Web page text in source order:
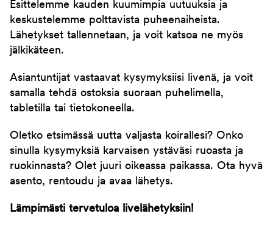
Esittelemme kauden kuumimpia uutuuksia ja
keskustelemme polttavista puheenaiheista.
Lähetykset tallennetaan, ja voit katsoa ne myös
jälkikäteen.
Asiantuntijat vastaavat kysymyksiisi livenä, ja voit
samalla tehdä ostoksia suoraan puhelimella,
tabletilla tai tietokoneella.
Oletko etsimässä uutta valjasta koirallesi? Onko
sinulla kysymyksiä karvaisen ystäväsi ruoasta ja
ruokinnasta? Olet juuri oikeassa paikassa. Ota hyvä
asento, rentoudu ja avaa lähetys.
Lämpimästi tervetuloa livelähetyksiin!